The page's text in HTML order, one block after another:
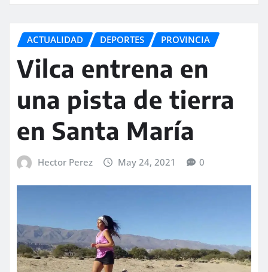
ACTUALIDAD DEPORTES PROVINCIA
Vilca entrena en
una pista de tierra
en Santa María
Hector Perez May 24, 2021 0